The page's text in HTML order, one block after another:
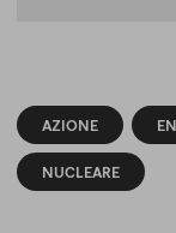
AZIONE
NUCLEARE